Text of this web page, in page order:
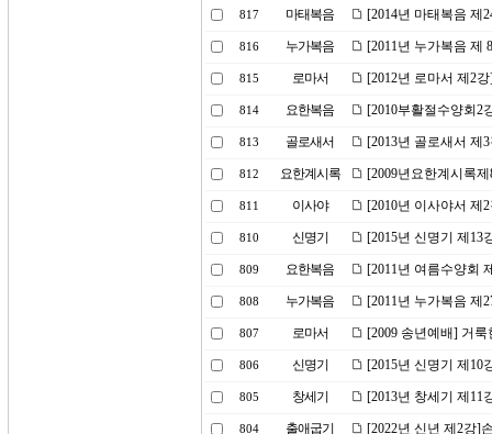
817 마태복음 [2014년 마태복음 제
816 누가복음 [2011년 누가복음 제
815 로마서 [2012년 로마서 제2
814 요한복음 [2010부활절수양회2
813 골로새서 [2013년 골로새서 제
812 요한계시록 [2009년요한계시록
811 이사야 [2010년 이사야서 제
810 신명기 [2015년 신명기 제13
809 요한복음 [2011년 여름수양회
808 누가복음 [2011년 누가복음 제
807 로마서 [2009 송년예배] 거
806 신명기 [2015년 신명기 제10
805 창세기 [2013년 창세기 제11
804 출애굽기 [2022년 신년 제2강]